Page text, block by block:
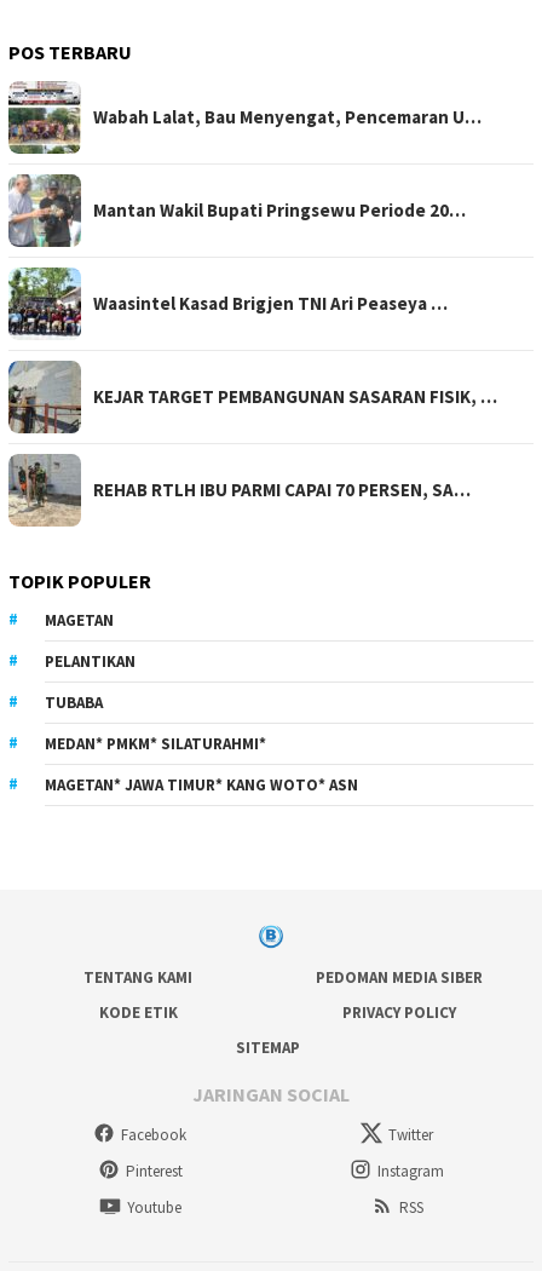
POS TERBARU
Wabah Lalat, Bau Menyengat, Pencemaran U…
Mantan Wakil Bupati Pringsewu Periode 20…
Waasintel Kasad Brigjen TNI Ari Peaseya …
KEJAR TARGET PEMBANGUNAN SASARAN FISIK, …
REHAB RTLH IBU PARMI CAPAI 70 PERSEN, SA…
TOPIK POPULER
MAGETAN
PELANTIKAN
TUBABA
MEDAN* PMKM* SILATURAHMI*
MAGETAN* JAWA TIMUR* KANG WOTO* ASN
TENTANG KAMI
PEDOMAN MEDIA SIBER
KODE ETIK
PRIVACY POLICY
SITEMAP
JARINGAN SOCIAL
Facebook
Twitter
Pinterest
Instagram
Youtube
RSS